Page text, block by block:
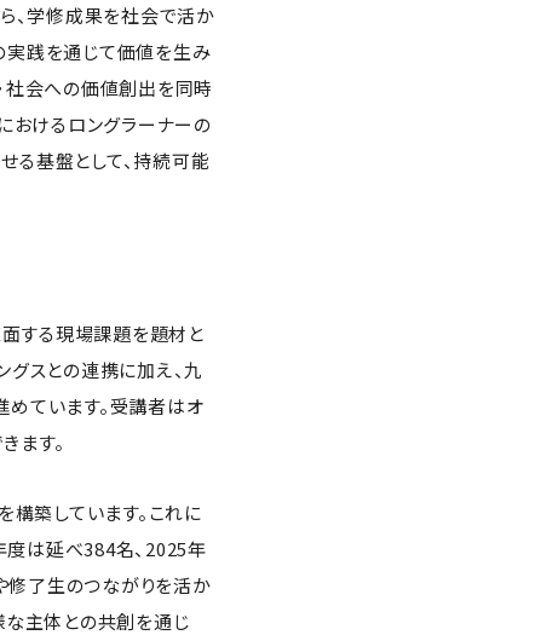
、学修成果を社会で活か
実践を通じて価値を生み
社会への価値創出を同時
おけるロングラーナーの
る基盤として、持続可能
する現場課題を題材と
グスとの連携に加え、九
ています。受講者はオ
ます。
築しています。これに
度は延べ384名、2025年
修了生のつながりを活か
な主体との共創を通じ